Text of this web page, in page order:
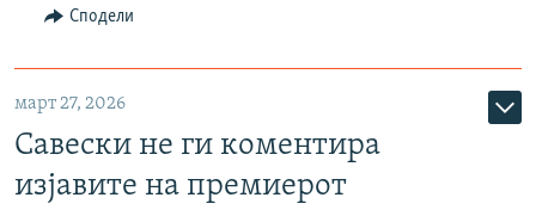
Сподели
март 27, 2026
Савески не ги коментира
изјавите на премиерот